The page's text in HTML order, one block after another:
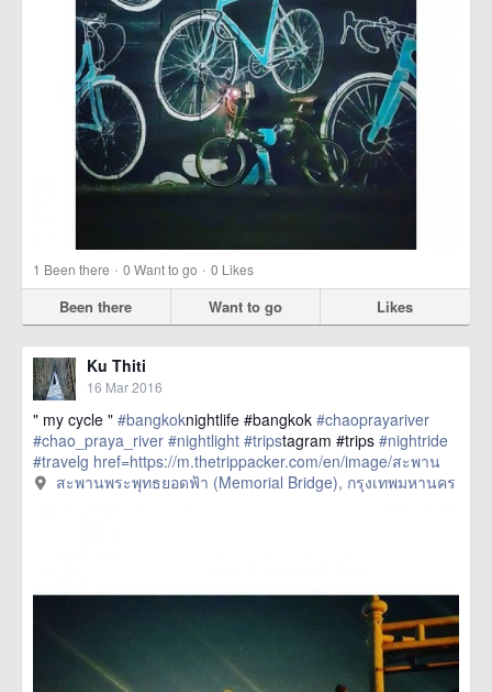
1 Been there · 0 Want to go · 0 Likes
Been there Want to go Likes
Ku Thiti
16 Mar 2016
" my cycle " #bangkoknightlife #bangkok #chaoprayariver
#chao_praya_river #nightlight #tripstagram #trips #nightride
#travelg href=https://m.thetrippacker.com/en/image/สะพาน
พระพุทธยอดฟ้าMemorialBridge/192402> more
สะพานพระพุทธยอดฟ้า (Memorial Bridge), กรุงเทพมหานคร